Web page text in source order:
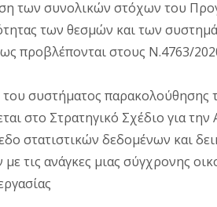
των συνολικών στόχων του
των θεσμών και των
προβλέπονται στους Ν.4763/
συστήματος παρακολούθησης
στο Στρατηγικό Σχέδιο για
στατιστικών δεδομένων και
τις ανάγκες μιας σύγχρονης